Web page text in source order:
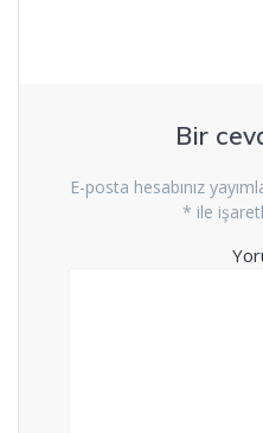
Bir
E-posta hesabınız
* ile